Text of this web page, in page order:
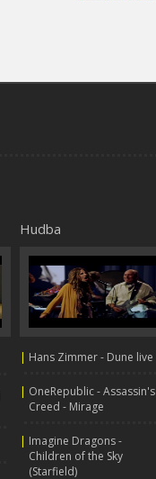
72.
74.
Hudba
| Hans Zimmer - Dune live
| OneRepublic - Assassin's
Creed - Mirage
| Imagine Dragons -
Children of the Sky
(Starfield)